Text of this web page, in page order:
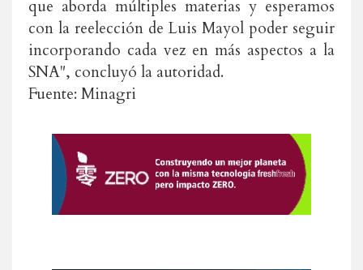
que aborda múltiples materias y esperamos
con la reelección de Luis Mayol poder seguir
incorporando cada vez en más aspectos a la
SNA", concluyó la autoridad.
Fuente: Minagri